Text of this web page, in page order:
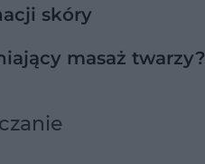
skóry
masaż twarzy?